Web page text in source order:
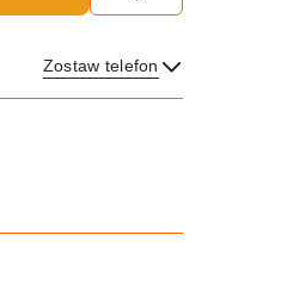
Zostaw telefon
Wyślij